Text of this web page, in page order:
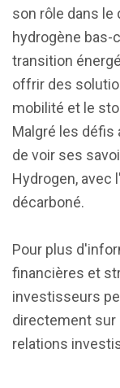
son rôle dans
hydrogène bas-
transition
offrir des
mobilité et le
Malgré les défis
de voir ses
Hydrogen, avec
décarboné.
Pour plus
financières et
investisseurs
directement sur
relations